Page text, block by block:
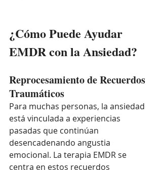
¿Cómo Puede Ayudar
EMDR con la Ansiedad?
Reprocesamiento de Recuerdos
Traumáticos
Para muchas personas, la ansiedad
está vinculada a experiencias
pasadas que continúan
desencadenando angustia
emocional. La terapia EMDR se
centra en estos recuerdos